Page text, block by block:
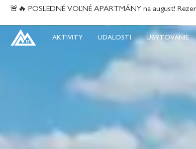
content
🚨🔥 POSLEDNÉ VOĽNÉ APARTMÁNY na august!
AKTIVITY UDALOSTI UBYTOVANIE